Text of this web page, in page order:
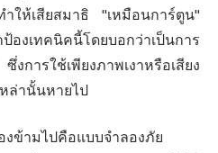
ำให้เสียสมาธิ "เหมือนการ์ตูน"
องเทคนิคนี้โดยบอกว่าเป็นการ
การใช้เพียงภาพเงาหรือเสียง
ล่านั้นหายไป
ข้ามไปคือแบบจำลองภัย